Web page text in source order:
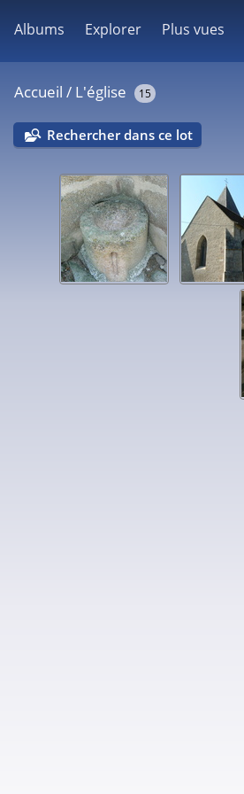
Albums Explorer Plus vues
Accueil / L'église 15
Rechercher dans ce lot